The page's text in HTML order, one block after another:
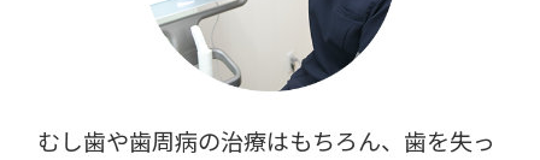
むし歯や歯周病の治療はもちろん、歯を失っ